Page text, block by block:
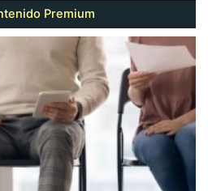
Premium